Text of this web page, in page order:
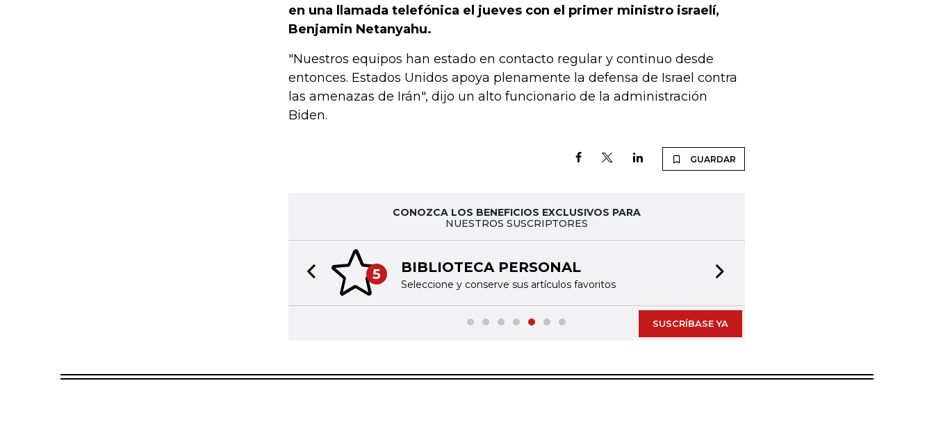
en una llamada telefónica el jueves con el primer ministro israelí,
Benjamin Netanyahu.
"Nuestros equipos han estado en contacto regular y continuo desde
entonces. Estados Unidos apoya plenamente la defensa de Israel contra
las amenazas de Irán", dijo un alto funcionario de la administración
Biden.
GUARDAR
CONOZCA LOS BENEFICIOS EXCLUSIVOS PARA
NUESTROS SUSCRIPTORES
5 BIBLIOTECA PERSONAL
Seleccione y conserve sus artículos favoritos
Previous slide
SUSCRÍBASE YA